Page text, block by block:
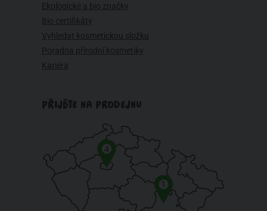
Ekologické a bio značky
Bio certifikáty
Vyhledat kosmetickou složku
Poradna přírodní kosmetiky
Kariéra
PŘIJĎTE NA PRODEJNU
1
4